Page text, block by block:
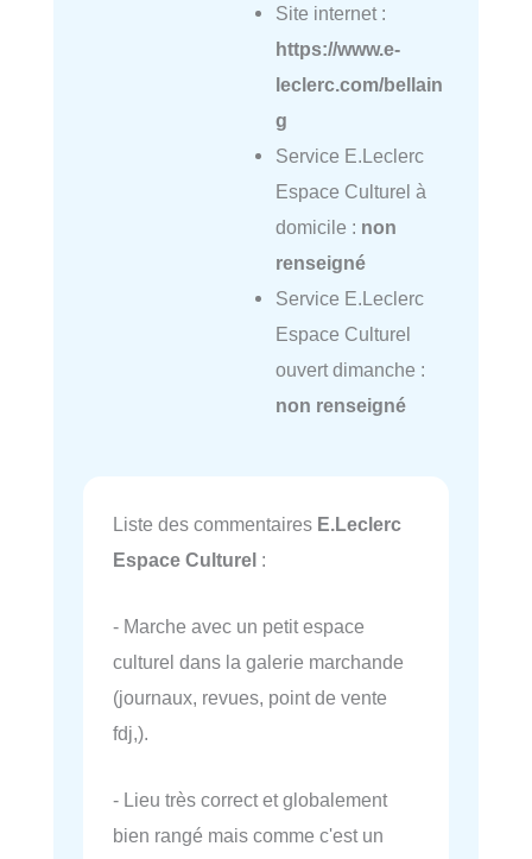
Site internet :
https://www.e-
leclerc.com/bellain
g
Service E.Leclerc
Espace Culturel à
domicile : non
renseigné
Service E.Leclerc
Espace Culturel
ouvert dimanche :
non renseigné
Liste des commentaires E.Leclerc
Espace Culturel :
- Marche avec un petit espace
culturel dans la galerie marchande
(journaux, revues, point de vente
fdj,).
- Lieu très correct et globalement
bien rangé mais comme c'est un